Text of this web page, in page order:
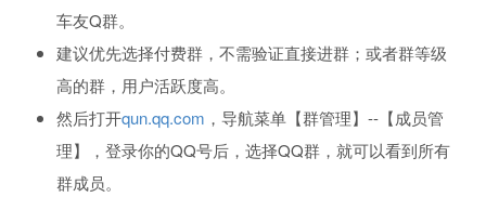
车友Q群。
建议优先选择付费群，不需验证直接进群；或者群等级
高的群，用户活跃度高。
然后打开qun.qq.com ，导航菜单【群管理】--【成员管
理】，登录你的QQ号后，选择QQ群，就可以看到所有
群成员。